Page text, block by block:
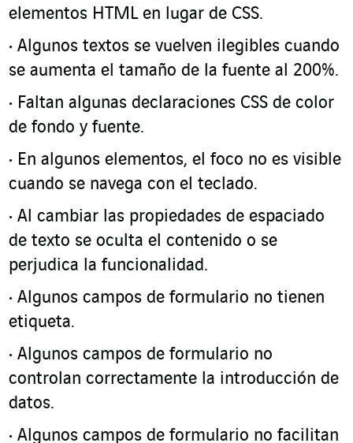
elementos HTML en lugar de CSS.
Algunos textos se vuelven ilegibles cuando
se aumenta el tamaño de la fuente al 200%.
Faltan algunas declaraciones CSS de color
de fondo y fuente.
En algunos elementos, el foco no es visible
cuando se navega con el teclado.
Al cambiar las propiedades de espaciado
de texto se oculta el contenido o se
perjudica la funcionalidad.
Algunos campos de formulario no tienen
etiqueta.
Algunos campos de formulario no
controlan correctamente la introducción de
datos.
Algunos campos de formulario no facilitan